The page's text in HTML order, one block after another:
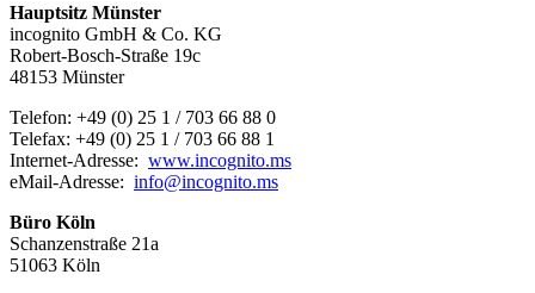
Hauptsitz Münster
incognito GmbH & Co. KG
Robert-Bosch-Straße 19c
48153 Münster
Telefon: +49 (0) 25 1 / 703 66 88 0
Telefax: +49 (0) 25 1 / 703 66 88 1
Internet-Adresse: www.incognito.ms
eMail-Adresse: info@incognito.ms
Büro Köln
Schanzenstraße 21a
51063 Köln